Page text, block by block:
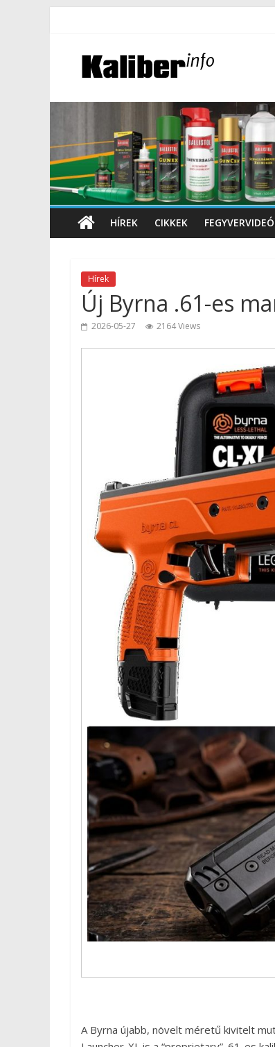
HÍREK CIKKEK
Hírek
Új Byrna .61-es
2026-05-27 2164 Views
A Byrna újabb, növelt méretű kivitelt